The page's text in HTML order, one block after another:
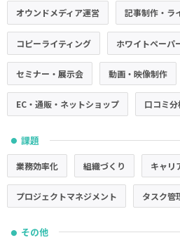
オウンドメディア運営 記事制作・ラ
コピーライティング ホワイトペーパ
セミナー・展示会 動画・映像制作
EC・通販・ネットショップ 口コミ
● 課題
業務効率化 組織づくり キャリ
プロジェクトマネジメント タスク管
● その他